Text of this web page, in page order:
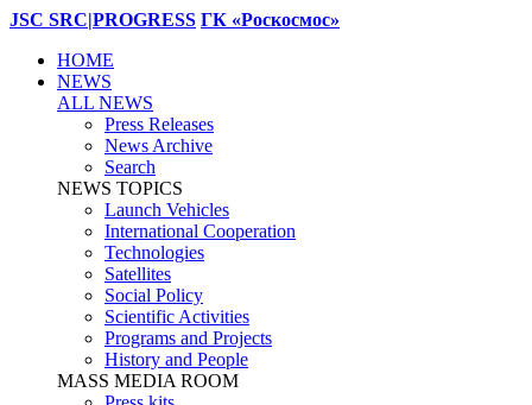
JSC SRC|PROGRESS ГК «Роскосмос»
HOME
NEWS
ALL NEWS
Press Releases
News Archive
Search
NEWS TOPICS
Launch Vehicles
International Cooperation
Technologies
Satellites
Social Policy
Scientific Activities
Programs and Projects
History and People
MASS MEDIA ROOM